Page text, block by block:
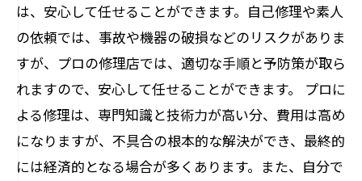
は、安心して任せることができます。自己修理や素人
の依頼では、事故や機器の破損などのリスクがありま
すが、プロの修理店では、適切な手順と予防策が取ら
れますので、安心して任せることができます。 プロに
よる修理は、専門知識と技術力が高い分、費用は高め
になりますが、不具合の根本的な解決ができ、最終的
には経済的となる場合が多くあります。また、自分で